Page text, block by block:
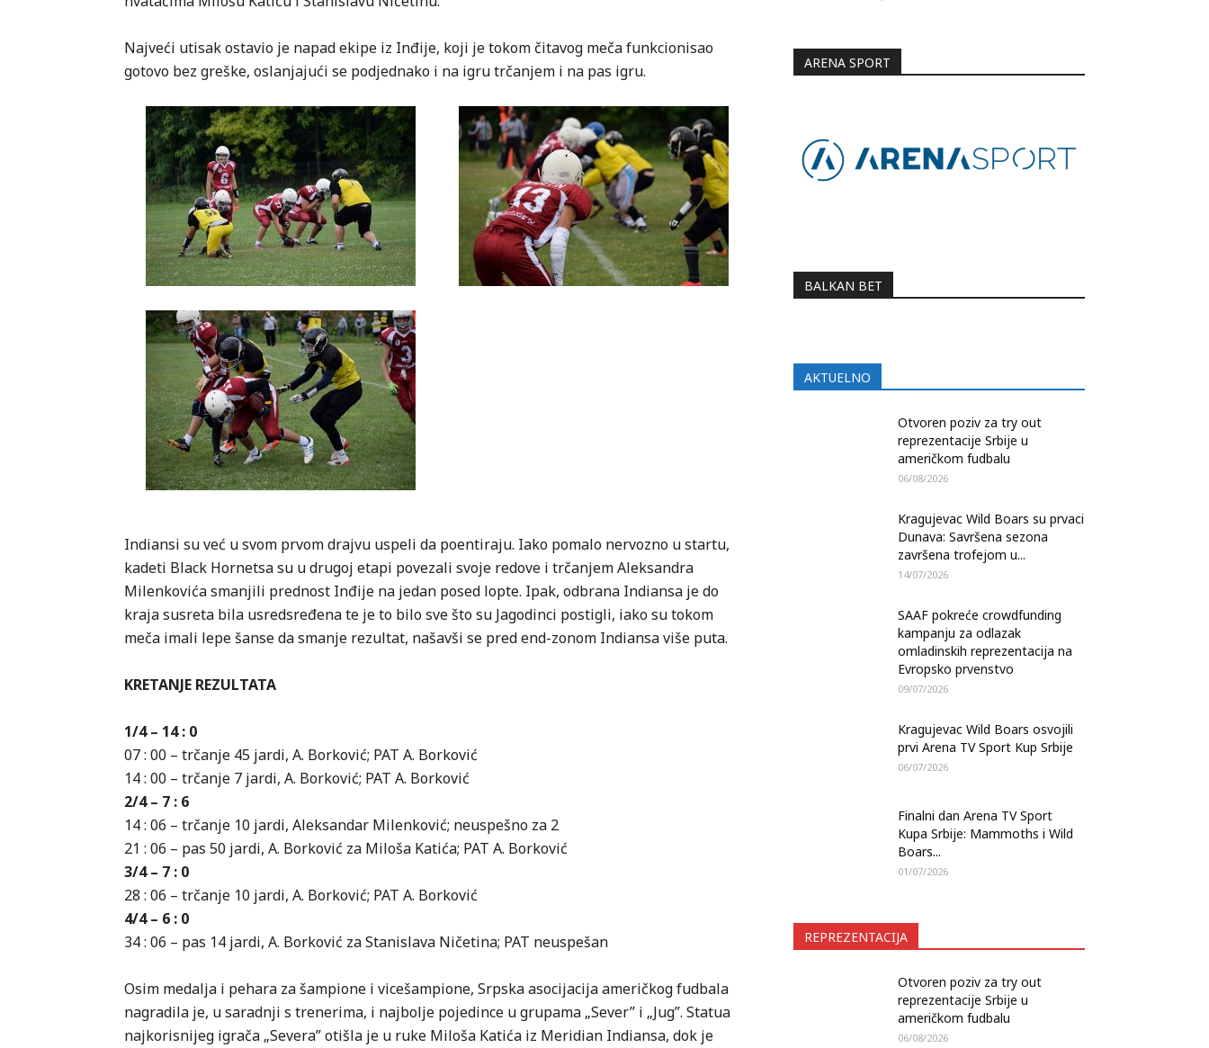
Najveći utisak ostavio je napad ekipe iz Inđije, koji je tokom čitavog meča funkcionisao
gotovo bez greške, oslanjajući se podjednako i na igru trčanjem i na pas igru.
Indiansi su već u svom prvom drajvu uspeli da poentiraju. Iako pomalo nervozno u startu,
kadeti Black Hornetsa su u drugoj etapi povezali svoje redove i trčanjem Aleksandra
Milenkovića smanjili prednost Inđije na jedan posed lopte. Ipak, odbrana Indiansa je do
kraja susreta bila usredsređena te je to bilo sve što su Jagodinci postigli, iako su tokom
meča imali lepe šanse da smanje rezultat, našavši se pred end-zonom Indiansa više puta.
KRETANJE REZULTATA
1/4 – 14 : 0
07 : 00 – trčanje 45 jardi, A. Borković; PAT A. Borković
14 : 00 – trčanje 7 jardi, A. Borković; PAT A. Borković
2/4 – 7 : 6
14 : 06 – trčanje 10 jardi, Aleksandar Milenković; neuspešno za 2
21 : 06 – pas 50 jardi, A. Borković za Miloša Katića; PAT A. Borković
3/4 – 7 : 0
28 : 06 – trčanje 10 jardi, A. Borković; PAT A. Borković
4/4 – 6 : 0
34 : 06 – pas 14 jardi, A. Borković za Stanislava Ničetina; PAT neuspešan
Osim medalja i pehara za šampione i vicešampione, Srpska asocijacija američkog fudbala
nagradila je, u saradnji s trenerima, i najbolje pojedince u grupama „Sever” i „Jug”. Statua
najkorisnijeg igrača „Severa” otišla je u ruke Miloša Katića iz Meridian Indiansa, dok je
ARENA SPORT
BALKAN BET
AKTUELNO
Otvoren poziv za try out
reprezentacije Srbije u
američkom fudbalu
06/08/2026
Kragujevac Wild Boars su prvaci
Dunava: Savršena sezona
završena trofejom u...
14/07/2026
SAAF pokreće crowdfunding
kampanju za odlazak
omladinskih reprezentacija na
Evropsko prvenstvo
09/07/2026
Kragujevac Wild Boars osvojili
prvi Arena TV Sport Kup Srbije
06/07/2026
Finalni dan Arena TV Sport
Kupa Srbije: Mammoths i Wild
Boars...
01/07/2026
REPREZENTACIJA
Otvoren poziv za try out
reprezentacije Srbije u
američkom fudbalu
06/08/2026